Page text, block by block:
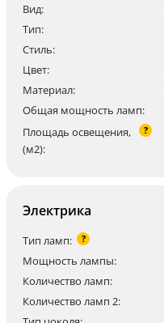
Вид:
Тип:
Стиль:
Цвет:
Материал:
Общая мощность ламп:
Площадь освещения,
(м2):
?
Электрика
Тип ламп: ?
Мощность лампы:
Количество ламп:
Количество ламп 2: